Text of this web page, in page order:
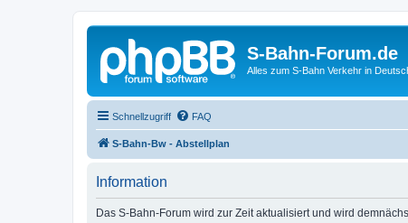
S-Bahn-Forum.de
Alles zum S-Bahn Verkehr in
Schnellzugriff FAQ
S-Bahn-Bw - Abstellplan
Information
Das S-Bahn-Forum wird zur Zeit aktualisiert und wird